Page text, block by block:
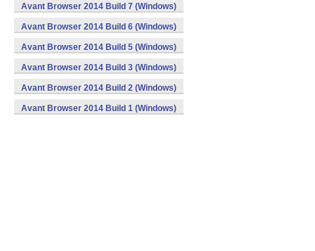
Avant Browser 2014 Build 7 (Windows)
Avant Browser 2014 Build 6 (Windows)
Avant Browser 2014 Build 5 (Windows)
Avant Browser 2014 Build 3 (Windows)
Avant Browser 2014 Build 2 (Windows)
Avant Browser 2014 Build 1 (Windows)